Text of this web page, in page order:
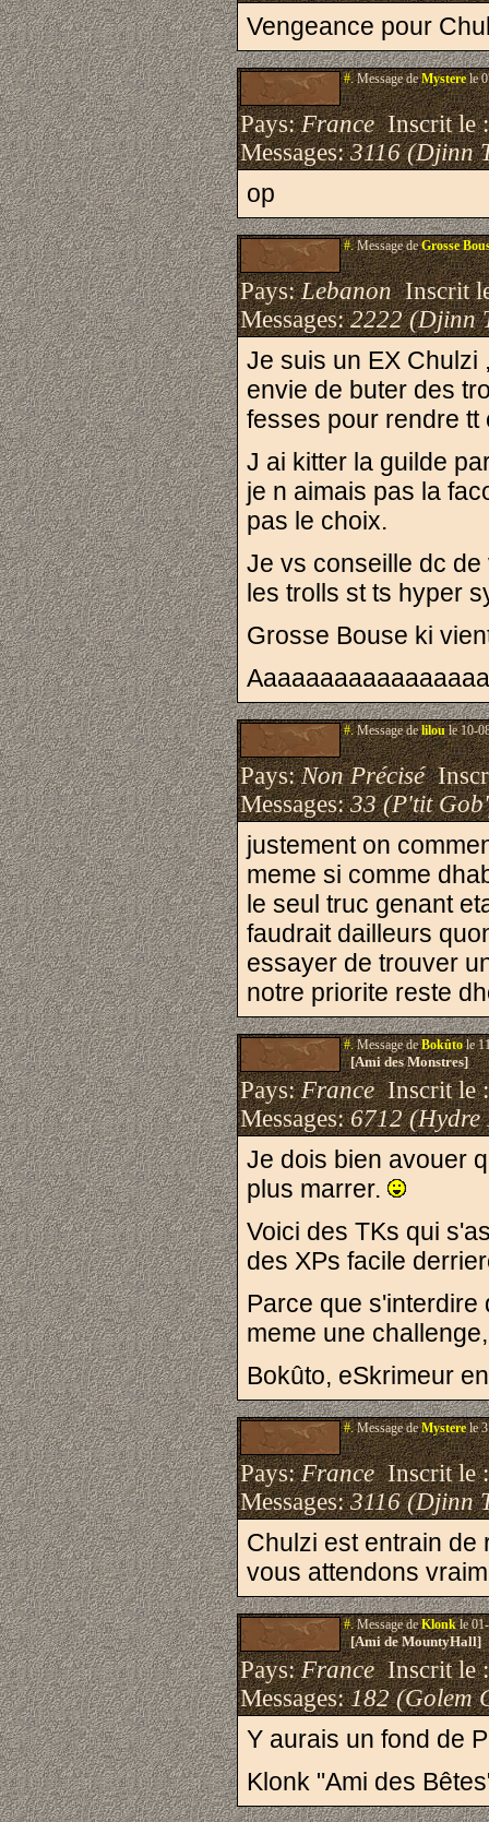
Vengeance pour
#.Message deMysterele
Pays:FranceInscrit le
Messages:3116 (Djinn
op
#.Message deGrosse
Pays:LebanonInscrit
Messages:2222 (Djinn
Je suis un EX Chulzi
envie de buter des
fesses pour rendre tt
J ai kitter la guilde
je n aimais pas la
pas le choix.
Je vs conseille dc
les trolls st ts hyper
Grosse Bouse ki
#.Message deliloule 10-
Pays:Non Précisé
Messages:33 (P'tit
justement on
meme si comme
le seul truc genant
faudrait dailleurs
essayer de trouver
notre priorite reste
#.Message deBokûtole
[Ami des Monstres]
Pays:FranceInscrit le
Messages:6712 (Hydre
Je dois bien avouer
plus marrer.
Voici des TKs qui
des XPs facile
Parce que s'interdire
meme une
Bokûto, eSkrimeur
#.Message deMysterele
Pays:FranceInscrit le
Messages:3116 (Djinn
Chulzi est entrain de
vous attendons
#.Message deKlonkle
[Ami de MountyHall]
Pays:FranceInscrit le
Messages:182 (Golem
Y aurais un fond de
Klonk "Ami des